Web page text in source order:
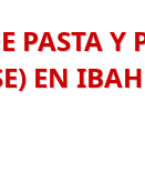
PASTA
EN